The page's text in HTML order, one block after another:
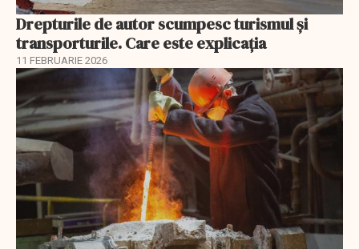
Drepturile de autor scumpesc turismul și
transporturile. Care este explicația
11 FEBRUARIE 2026